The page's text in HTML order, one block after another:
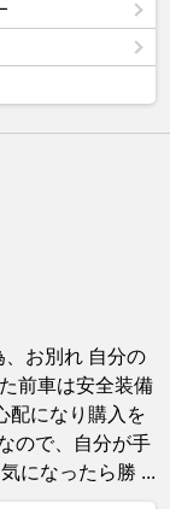
、お別れ 自分の
前車は安全装備
配になり購入を
ので、自分が手
になったら勝 ...